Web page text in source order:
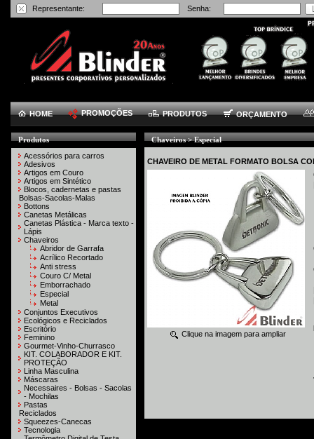
Representante: Senha:
HOME PROMOÇÕES PRODUTOS ORÇAMENTO
Produtos
Acessórios para carros
Adesivos
Artigos em Couro
Artigos em Sintético
Blocos, cadernetas e pastas
Bolsas-Sacolas-Malas
Bottons
Canetas Metálicas
Canetas Plástica - Marca texto -
Lápis
Chaveiros
Abridor de Garrafa
Acrílico Recortado
Anti stress
Couro C/ Metal
Emborrachado
Especial
Metal
Conjuntos Executivos
Ecológicos e Reciclados
Escritório
Feminino
Gourmet-Vinho-Churrasco
KIT. COLABORADOR E KIT.
PROTEÇÃO
Linha Masculina
Máscaras
Necessaires - Bolsas - Sacolas
- Mochilas
Pastas
Reciclados
Squeezes-Canecas
Tecnologia
Chaveiros > Especial
CHAVEIRO DE METAL FORMATO BOLSA
Clique na imagem para ampliar